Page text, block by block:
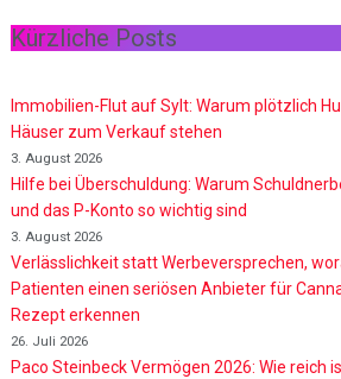
Kürzliche Posts
Immobilien-Flut auf Sylt: Warum plötzlich
Häuser zum Verkauf stehen
3. August 2026
Hilfe bei Überschuldung: Warum
und das P-Konto so wichtig sind
3. August 2026
Verlässlichkeit statt Werbeversprechen,
Patienten einen seriösen Anbieter für
Rezept erkennen
26. Juli 2026
Paco Steinbeck Vermögen 2026: Wie reich